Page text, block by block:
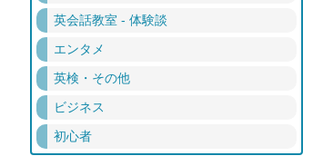
英会話教室 - 体験談
エンタメ
英検・その他
ビジネス
初心者